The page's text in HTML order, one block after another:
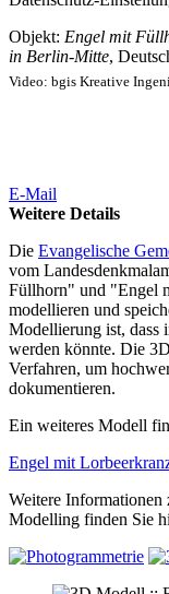
Objekt: Engel mit
in Berlin-Mitte,
Video: bgis Kreative
E-Mail
Weitere Details
Die Evangelische
vom
Füllhorn" und "Engel
modellieren und
Modellierung ist, dass
werden könnte. Die
Verfahren, um
dokumentieren.
Ein weiteres Modell
Engel mit
Weitere Informationen
Modelling finden Sie